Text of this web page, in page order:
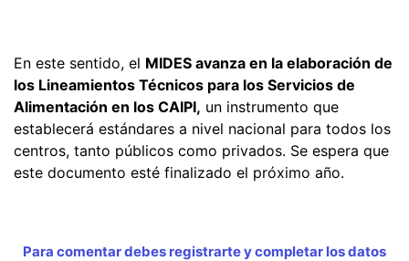
En este sentido, el MIDES avanza en la elaboración de
los Lineamientos Técnicos para los Servicios de
Alimentación en los CAIPI, un instrumento que
establecerá estándares a nivel nacional para todos los
centros, tanto públicos como privados. Se espera que
este documento esté finalizado el próximo año.
Para comentar debes registrarte y completar los datos